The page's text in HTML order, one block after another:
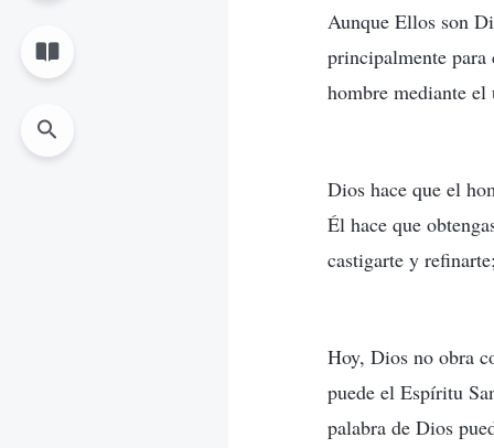
Aunque Ellos son
principalmente para
hombre mediante el
Dios hace que el
Él hace que
castigarte y
Hoy, Dios no obra
puede el Espíritu
palabra de Dios